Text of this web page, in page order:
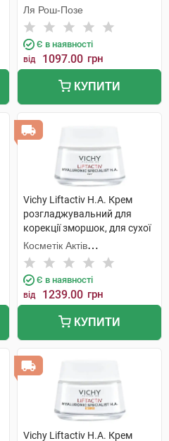
шкіри контуру очей 15 мл 1
туба
Ля Рош-Позе
Є в наявності
від 1097.00 грн
КУПИТИ
Vichy Liftactiv H.A. Крем
розгладжувальний для
корекції зморшок, для сухої
шкіри обличчя 50 мл 1 банка
Косметік Актів
Інтернаціональ
Є в наявності
від 1239.00 грн
КУПИТИ
Vichy Liftactiv H.A. Крем